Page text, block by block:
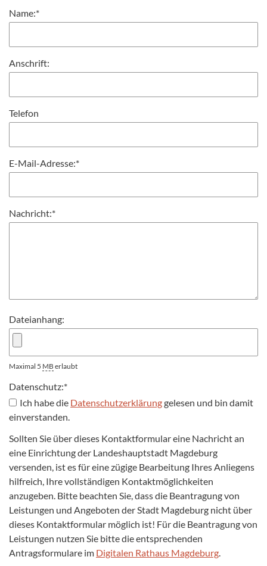
Name:*
Anschrift:
Telefon
E-Mail-Adresse:*
Nachricht:*
Dateianhang:
Maximal 5 MB erlaubt
Datenschutz:*
Ich habe die Datenschutzerklärunggelesen und bin damit
einverstanden.
Sollten Sie über dieses Kontaktformular eine Nachricht an
eine Einrichtung der Landeshauptstadt Magdeburg
versenden, ist es für eine zügige Bearbeitung Ihres Anliegens
hilfreich, Ihre vollständigen Kontaktmöglichkeiten
anzugeben. Bitte beachten Sie, dass die Beantragung von
Leistungen und Angeboten der Stadt Magdeburg nicht über
dieses Kontaktformular möglich ist! Für die Beantragung von
Leistungen nutzen Sie bitte die entsprechenden
Antragsformulare im Digitalen Rathaus Magdeburg.